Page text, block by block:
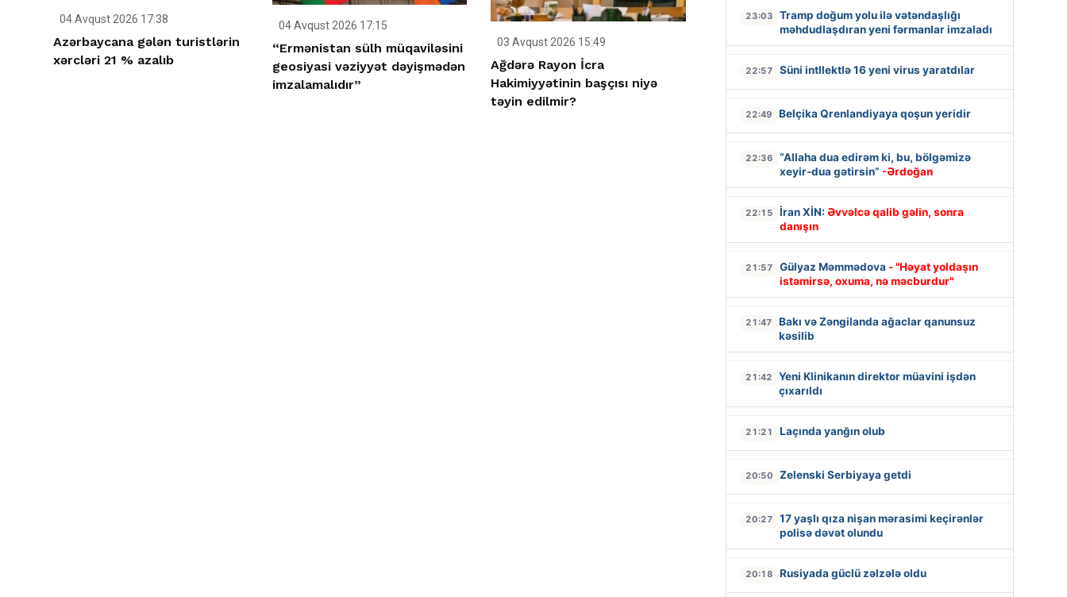
04 Avqust 2026 17:38
Azərbaycana gələn turistlərin
xərcləri 21 % azalıb
04 Avqust 2026 17:15
“Ermənistan sülh müqaviləsini
geosiyasi vəziyyət dəyişmədən
imzalamalıdır”
03 Avqust 2026 15:49
Ağdərə Rayon İcra
Hakimiyyətinin başçısı niyə
təyin edilmir?
23:03
Tramp doğum yolu ilə vətəndaşlığı
məhdudlaşdıran yeni fərmanlar imzaladı
22:57 Süni intllektlə 16 yeni virus yaratdılar
22:49 Belçika Qrenlandiyaya qoşun yeridir
22:36
“Allaha dua edirəm ki, bu, bölgəmizə
xeyir-dua gətirsin” -Ərdoğan
22:15 İran XİN: Əvvəlcə qalib gəlin, sonra
danışın
21:57 Gülyaz Məmmədova - "Həyat yoldaşın
istəmirsə, oxuma, nə məcburdur"
21:47
Bakı və Zəngilanda ağaclar qanunsuz
kəsilib
21:42
Yeni Klinikanın direktor müavini işdən
çıxarıldı
21:21 Laçında yanğın olub
20:50 Zelenski Serbiyaya getdi
20:27
17 yaşlı qıza nişan mərasimi keçirənlər
polisə dəvət olundu
20:18 Rusiyada güclü zəlzələ oldu